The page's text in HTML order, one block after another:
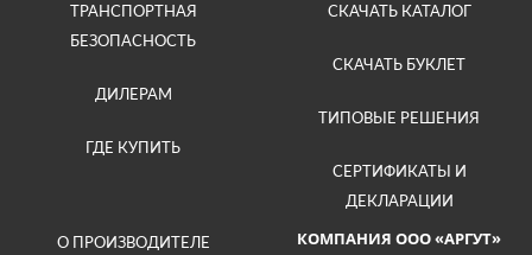
ТРАНСПОРТНАЯ
БЕЗОПАСНОСТЬ
ДИЛЕРАМ
ГДЕ КУПИТЬ
СКАЧАТЬ КАТАЛОГ
СКАЧАТЬ БУКЛЕТ
ТИПОВЫЕ РЕШЕНИЯ
СЕРТИФИКАТЫ И
ДЕКЛАРАЦИИ
О ПРОИЗВОДИТЕЛЕ КОМПАНИЯ ООО «АРГУТ»